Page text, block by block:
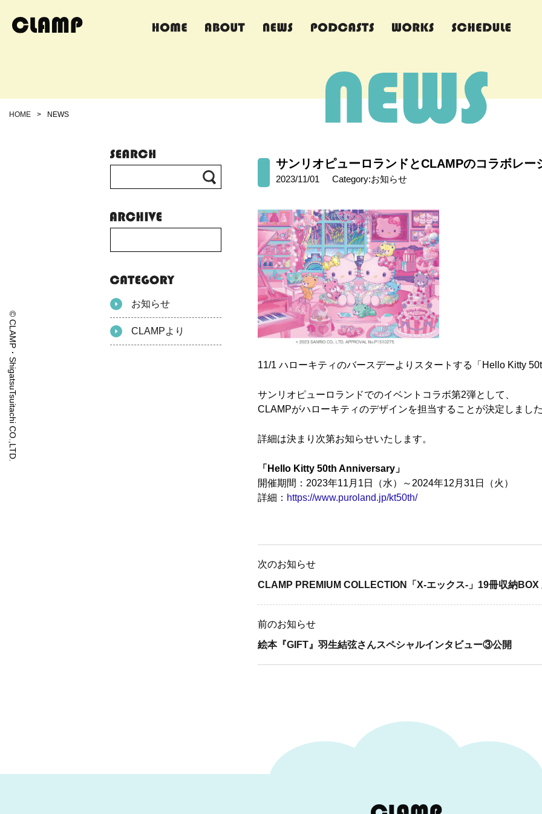
HOME > NEWS
© CLAMP・ShigatsuTsuitachi CO.,LTD.
サンリオピューロランドとCLAMPのコラボレー
2023/11/01 Category:お知らせ
11/1 ハローキティのバースデーよりスタートする「Hello Kitty
サンリオピューロランドでのイベントコラボ第2弾として、
CLAMPがハローキティのデザインを担当することが決定しました
詳細は決まり次第お知らせいたします。
「Hello Kitty 50th Anniversary」
開催期間：2023年11月1日（水）～2024年12月31日（火）
詳細： https://www.puroland.jp/kt50th/
次のお知らせ
CLAMP PREMIUM COLLECTION「X-エックス-」19冊収納BOX
前のお知らせ
絵本『GIFT』羽生結弦さんスペシャルインタビュー③公開
お知らせ
CLAMPより